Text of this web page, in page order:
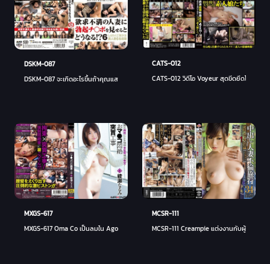
DSKM-087
DSKM-087 จะเกิดอะไรขึ้นถ้าคุณแสดงอาการแข็งตัวให้ผู้หญิงที่แต่งงานแล้วผิดหวัง! ? 6
CATS-012
CATS-012 วิดีโอ Voyeur สุดขีดยึดโดยตำร
MXGS-617
MXGS-617 Oma Co เป็นลมใน Agony Rush ทำงาน Narumi Ayase - นารุมิ อายาเสะ
MCSR-111
MCSR-111 Creampie แต่งงานกับผู้หญิง